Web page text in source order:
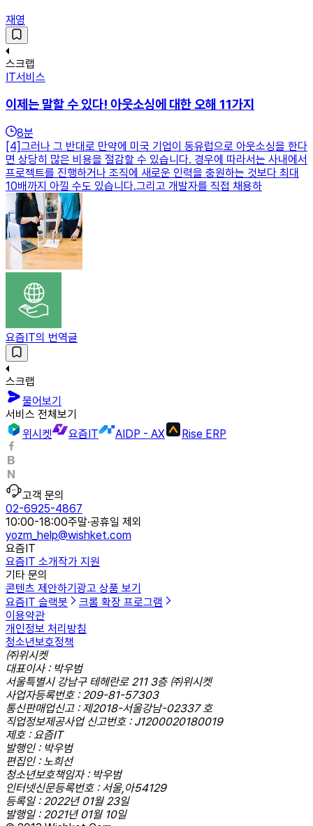
재영
스크랩
IT서비스
이제는 말할 수 있다! 아웃소싱에 대한 오해 11가지
8분
[4]그러나 그 반대로 만약에 미국 기업이 동유럽으로 아웃소싱을 한다
면 상당히 많은 비용을 절감할 수 있습니다. 경우에 따라서는 사내에서
프로젝트를 진행하거나 조직에 새로운 인력을 충원하는 것보다 최대
10배까지 아낄 수도 있습니다.그리고 개발자를 직접 채용하
요즘IT의 번역글
스크랩
물어보기
서비스 전체보기
위시켓
요즘IT AIDP - AX Rise ERP
고객 문의
02-6925-4867
10:00-18:00주말·공휴일 제외
yozm_help@wishket.com
요즘IT
요즘IT 소개작가 지원
기타 문의
콘텐츠 제안하기 광고 상품 보기
요즘IT 슬랙봇
크롬 확장 프로그램
이용약관
개인정보 처리방침
청소년보호정책
㈜위시켓
대표이사 : 박우범
서울특별시 강남구 테헤란로 211 3층 ㈜위시켓
사업자등록번호 : 209-81-57303
통신판매업신고 : 제2018-서울강남-02337 호
직업정보제공사업 신고번호 : J1200020180019
제호 : 요즘IT
발행인 : 박우범
편집인 : 노희선
청소년보호책임자 : 박우범
인터넷신문등록번호 : 서울,아54129
등록일 : 2022년 01월 23일
발행일 : 2021년 01월 10일